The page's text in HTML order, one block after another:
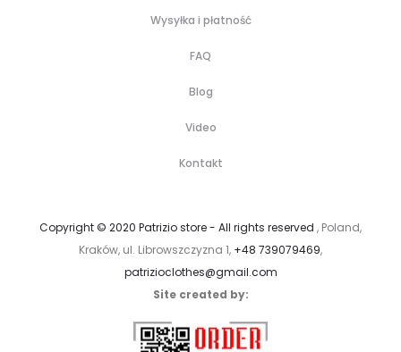
Wysyłka i płatność
FAQ
Blog
Video
Kontakt
Copyright © 2020 Patrizio store - All rights reserved , Poland,
Kraków, ul. Librowszczyzna 1, +48 739079469,
patrizioclothes@gmail.com
Site created by: